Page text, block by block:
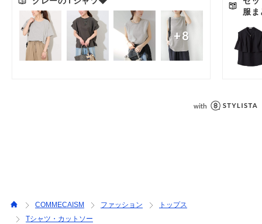
け下さい。
毛玉が生じましたら、小さなハサミ等で丁寧に取り除いて下さ
い。
その際に製品を傷付けないようにご注意下さい。
COMMECAISM ファッション
トップス
Tシャツ・カットソー